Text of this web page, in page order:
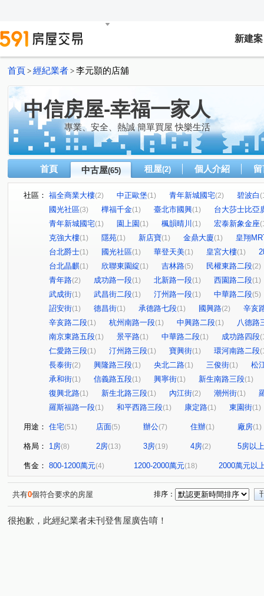
新建案
首頁 > 經紀業者 > 李元顥的店舖
中信房屋-幸福一家人
專業、安全、熱誠 簡單買屋 快樂生活
首頁 中古屋(65) 租屋(2) 個人介紹
社區： 福全商業大樓(2) 中正歐堡(1) 青年新城國宅(2) 碧波白
國光社區(3) 樺福千金(1) 臺北市國興(1)
台大莎士比亞
青年新城國宅(1) 園上園(1) 楓韻晴川 (1) 宏泰新象金座
克強大樓(1) 隱苑(1) 新店寶(1) 金鼎大廈(1)
皇翔
台北爵士(1) 國光社區(1) 華登天美(1) 皇宮大樓(1)
台北晶麒(1) 欣聯東園綻(1) 吉林路(5) 民權東路二段(2)
青年路(2) 成功路一段(1) 北新路一段(1) 西園路二段(1)
武成街(1) 武昌街二段(1) 汀州路一段(1) 中華路二段(5)
詔安街(1) 德昌街(1) 承德路七段(1) 國興路(2)
辛亥
辛亥路二段(1) 杭州南路一段(1) 中興路二段(1)
八德路
南京東路五段(1) 景平路(1) 中華路二段(1) 成功路四段
仁愛路三段(1) 汀州路三段(1) 寶興街(1) 環河南路二段
長泰街(2) 興隆路三段(1) 央北二路(1) 三俊街(1)
松
承和街(1) 信義路五段(1) 興寧街(1) 新生南路三段(1)
復興北路(1) 新生北路三段(1) 內江街(2) 潮州街(1)
羅斯福路一段(1) 和平西路三段(1) 康定路(1) 東園街(1)
用途： 住宅(51) 店面(5) 辦公(7) 住辦(1) 廠房(1)
格局： 1房(8) 2房(13) 3房(19) 4房(2) 5房以上
售金： 800-1200萬元(4) 1200-2000萬元(18) 2000萬元以
共有0個符合要求的房屋 排序：
很抱歉，此經紀業者未刊登售屋廣告唷！